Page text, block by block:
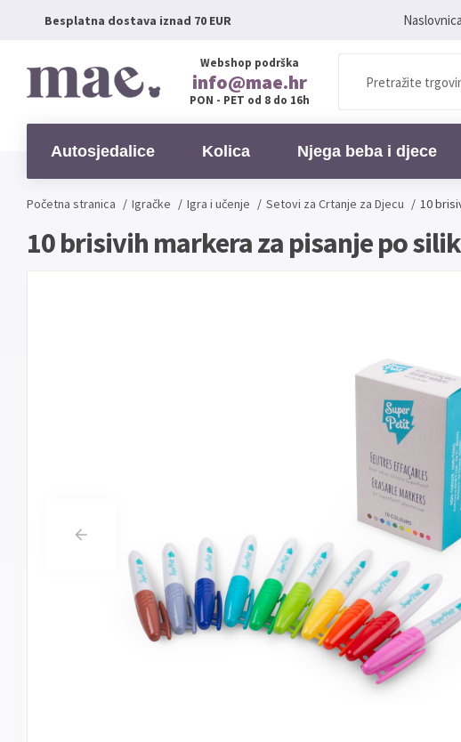
Besplatna dostava iznad 70 EUR Naslovnica
Webshop podrška
info@mae.hr
PON - PET od 8 do 16h
Autosjedalice Kolica Njega beba i djece
Početna stranica / Igračke / Igra i učenje / Setovi za Crtanje za Djecu / 10
10 brisivih markera za pisanje po